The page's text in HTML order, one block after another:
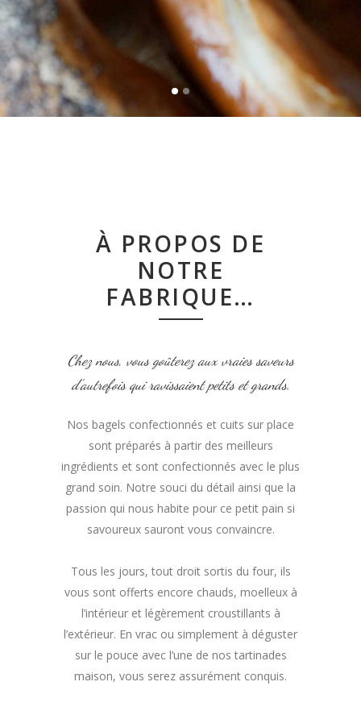
À PROPOS DE
NOTRE
FABRIQUE…
Chez nous, vous goûterez aux vraies saveurs
d’autrefois qui ravissaient petits et grands.
Nos bagels confectionnés et cuits sur place
sont préparés à partir des meilleurs
ingrédients et sont confectionnés avec le plus
grand soin. Notre souci du détail ainsi que la
passion qui nous habite pour ce petit pain si
savoureux sauront vous convaincre.
Tous les jours, tout droit sortis du four, ils
vous sont offerts encore chauds, moelleux à
l’intérieur et légèrement croustillants à
l’extérieur. En vrac ou simplement à déguster
sur le pouce avec l’une de nos tartinades
maison, vous serez assurément conquis.